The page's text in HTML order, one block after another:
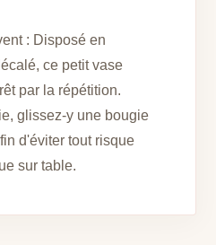
: Disposé en
ce petit vase
par la répétition.
glissez-y une bougie
d'éviter tout risque
sur table.